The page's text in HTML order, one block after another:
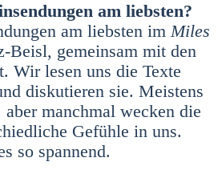
am liebs­ten?
am liebs­ten imMiles
Beisl, gemein­sam mit den
Wir lesen uns die Tex­te
dis­ku­tie­ren sie. Meis­tens
manch­mal wecken die
Gefüh­le in uns.
so span­nend.